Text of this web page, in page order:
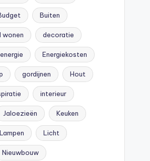
Buiten
decoratie
energie Energiekosten
gordijnen Hout
interieur
Jaloezieën Keuken
Lampen Licht
Nieuwbouw